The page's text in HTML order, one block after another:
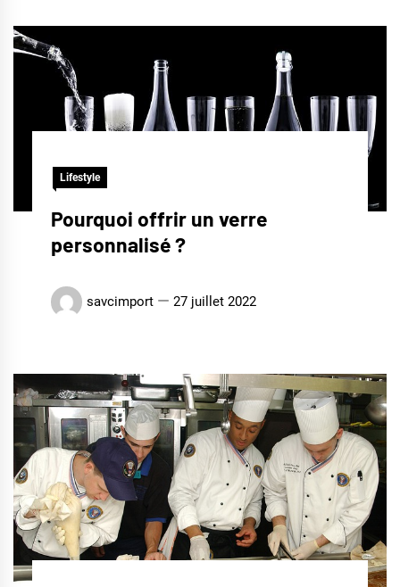
Lifestyle
Pourquoi offrir un verre
personnalisé ?
savcimport 27 juillet 2022